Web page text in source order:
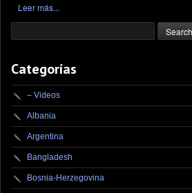
Leer más...
Categorías
– Videos
Albania
Argentina
Bangladesh
Bosnia-Herzegovina